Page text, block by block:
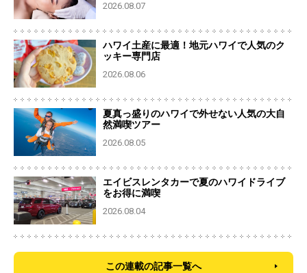
2026.08.07
ハワイ土産に最適！地元ハワイで人気のク
ッキー専門店
2026.08.06
夏真っ盛りのハワイで外せない人気の大自
然満喫ツアー
2026.08.05
エイビスレンタカーで夏のハワイドライブ
をお得に満喫
2026.08.04
この連載の記事一覧へ